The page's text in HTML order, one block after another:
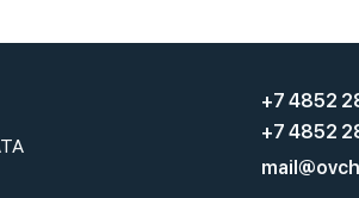
+7 4852
+7 4852